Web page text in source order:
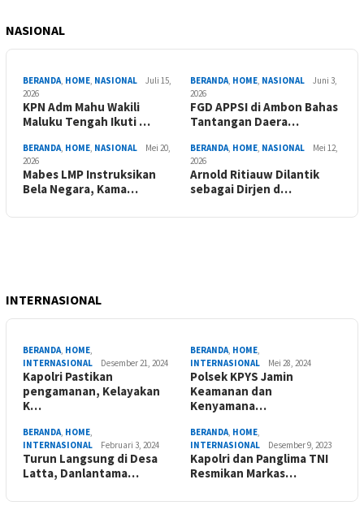
NASIONAL
BERANDA, HOME, NASIONAL
Juli 15,
2026
KPN Adm Mahu Wakili
Maluku Tengah Ikuti …
BERANDA, HOME, NASIONAL
Juni 3,
2026
FGD APPSI di Ambon Bahas
Tantangan Daera…
BERANDA, HOME, NASIONAL
Mei 20,
2026
Mabes LMP Instruksikan
Bela Negara, Kama…
BERANDA, HOME, NASIONAL
Mei 12,
2026
Arnold Ritiauw Dilantik
sebagai Dirjen d…
INTERNASIONAL
BERANDA, HOME,
INTERNASIONAL
Desember 21, 2024
Kapolri Pastikan
pengamanan, Kelayakan
K…
BERANDA, HOME,
INTERNASIONAL
Mei 28, 2024
Polsek KPYS Jamin
Keamanan dan
Kenyamana…
BERANDA, HOME,
INTERNASIONAL
Februari 3, 2024
Turun Langsung di Desa
Latta, Danlantama…
BERANDA, HOME,
INTERNASIONAL
Desember 9, 2023
Kapolri dan Panglima TNI
Resmikan Markas…